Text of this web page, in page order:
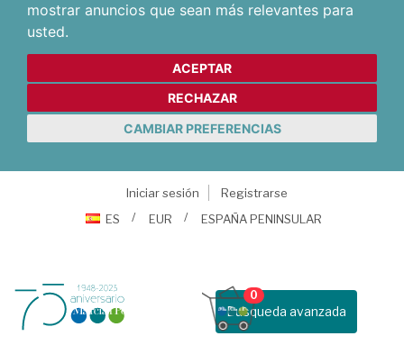
mostrar anuncios que sean más relevantes para
usted.
ACEPTAR
RECHAZAR
CAMBIAR PREFERENCIAS
Iniciar sesión
Registrarse
ES
EUR ESPAÑA PENINSULAR
Busqueda avanzada
0